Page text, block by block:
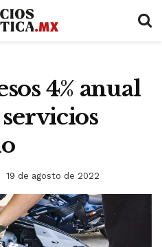
4% anual
19 de agosto de 2022